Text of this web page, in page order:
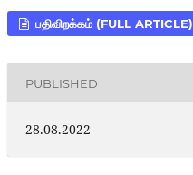
பதிவிறக்கம் (FULL ARTICLE)
PUBLISHED
28.08.2022